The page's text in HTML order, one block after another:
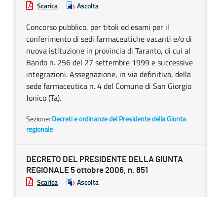
Scarica Ascolta
Concorso pubblico, per titoli ed esami per il
conferimento di sedi farmaceutiche vacanti e/o di
nuova istituzione in provincia di Taranto, di cui al
Bando n. 256 del 27 settembre 1999 e successive
integrazioni. Assegnazione, in via definitiva, della
sede farmaceutica n. 4 del Comune di San Giorgio
Jonico (Ta).
Sezione: Decreti e ordinanze del Presidente della Giunta
regionale
DECRETO DEL PRESIDENTE DELLA GIUNTA
REGIONALE 5 ottobre 2006, n. 851
Scarica Ascolta